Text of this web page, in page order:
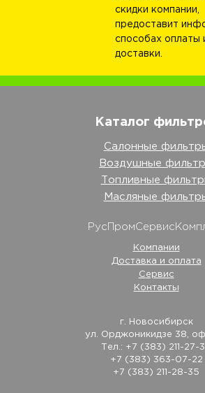
скидки компании,
предоставит
способах оплаты
доставки.
Каталог
Салонные
Воздушные
Топливные
Масляные
Компании
Доставка и оплата
Сервис
Контакты
г. Новосибирск
ул. Орджоникидзе 38,
Тел.: +7 (383) 211-27-
+7 (383) 363-07-22
+7 (383) 211-28-35